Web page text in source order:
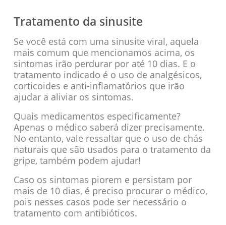
Tratamento da sinusite
Se você está com uma sinusite viral, aquela
mais comum que mencionamos acima, os
sintomas irão perdurar por até 10 dias. E o
tratamento indicado é o uso de analgésicos,
corticoides e anti-inflamatórios que irão
ajudar a aliviar os sintomas.
Quais medicamentos especificamente?
Apenas o médico saberá dizer precisamente.
No entanto, vale ressaltar que o uso de chás
naturais que são usados para o tratamento da
gripe, também podem ajudar!
Caso os sintomas piorem e persistam por
mais de 10 dias, é preciso procurar o médico,
pois nesses casos pode ser necessário o
tratamento com antibióticos.